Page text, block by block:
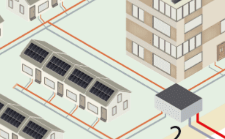
Nieuwsbrief
Veelgestelde vragen